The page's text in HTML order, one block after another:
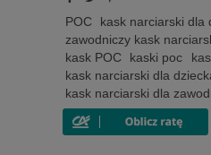
POC kask narciarski dla
zawodniczy kask
kask POC
kaski poc
kask narciarski dla
kask narciarski dla